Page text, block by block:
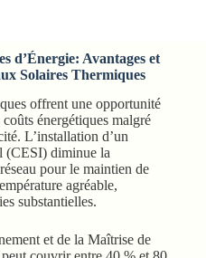
d’Énergie: Avantages et
Solaires Thermiques
offrent une opportunité
énergétiques malgré
L’installation d’un
(CESI) diminue la
pour le maintien de
agréable,
substantielles.
et de la Maîtrise de